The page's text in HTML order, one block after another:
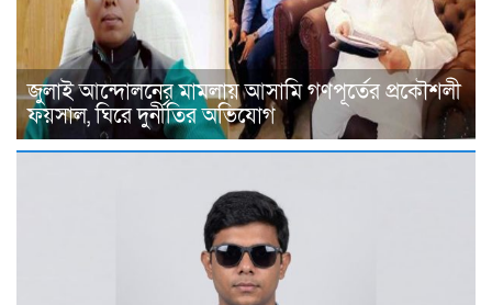
জুলাই আন্দোলনের মামলায় আসামি গণপূর্তের প্রকৌশলী
ফয়সাল, ঘিরে দুর্নীতির অভিযোগ